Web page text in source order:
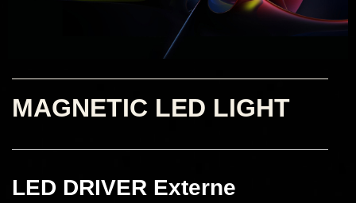
MAGNETIC LED LIGHT
LED DRIVER Externe